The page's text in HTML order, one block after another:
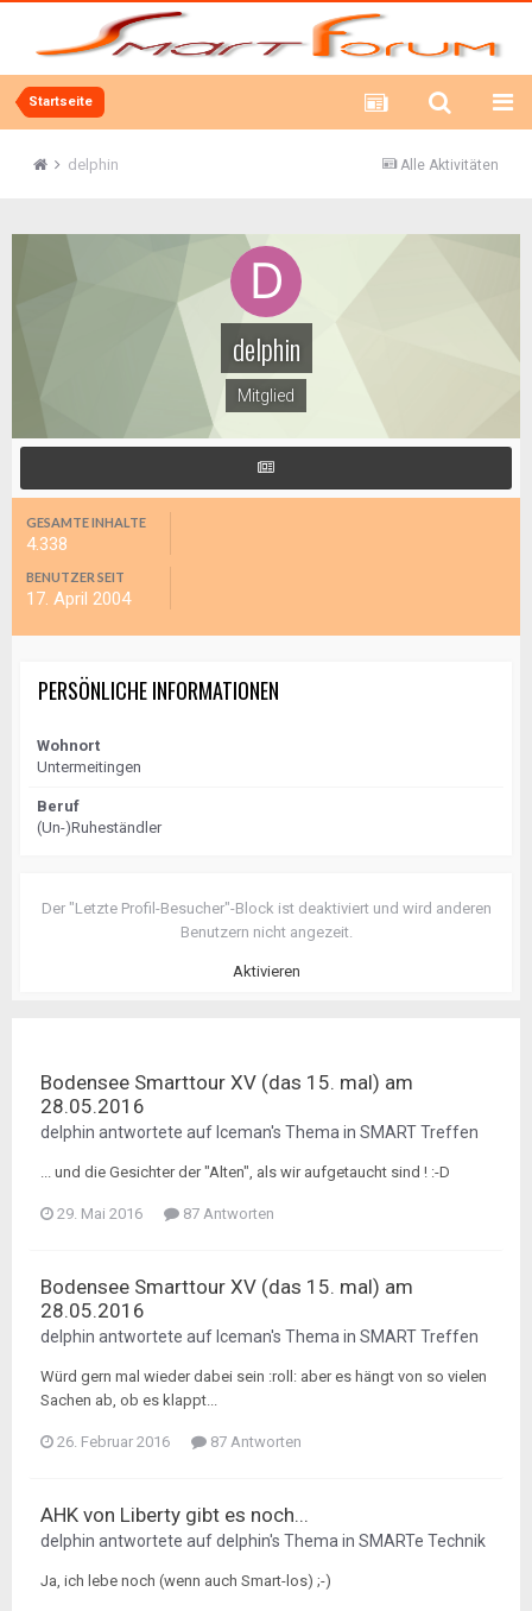
Startseite
Alle Aktivitäten
delphin
delphin
Mitglied
GESAMTE INHALTE
4.338
BENUTZER SEIT
17. April 2004
PERSÖNLICHE INFORMATIONEN
Wohnort
Untermeitingen
Beruf
(Un-)Ruheständler
Der "Letzte Profil-Besucher"-Block ist deaktiviert und wird anderen
Benutzern nicht angezeit.
Aktivieren
Bodensee Smarttour XV (das 15. mal) am
28.05.2016
delphin antwortete auf Iceman's Thema in SMART Treffen
... und die Gesichter der "Alten", als wir aufgetaucht sind ! :-D
29. Mai 2016 87 Antworten
Bodensee Smarttour XV (das 15. mal) am
28.05.2016
delphin antwortete auf Iceman's Thema in SMART Treffen
Würd gern mal wieder dabei sein :roll: aber es hängt von so vielen
Sachen ab, ob es klappt...
26. Februar 2016 87 Antworten
AHK von Liberty gibt es noch...
delphin antwortete aufdelphin's Thema in SMARTe Technik
Ja, ich lebe noch (wenn auch Smart-los) ;-)